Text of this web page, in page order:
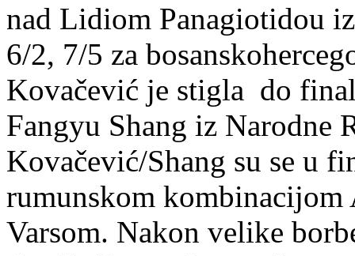
nad Lidiom Panagiotidou
6/2, 7/5 za
Kovačević je stigla do
Fangyu Shang iz Narodne
Kovačević/Shang su se u
rumunskom
Varsom. Nakon velike